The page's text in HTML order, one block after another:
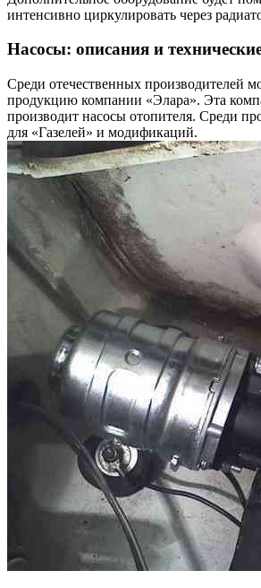
интенсивно циркулировать через
Насосы: описания и
Среди отечественных производителей
продукцию компании «Элара». Эта
производит насосы отопителя. Среди
для «Газелей» и модификаций.